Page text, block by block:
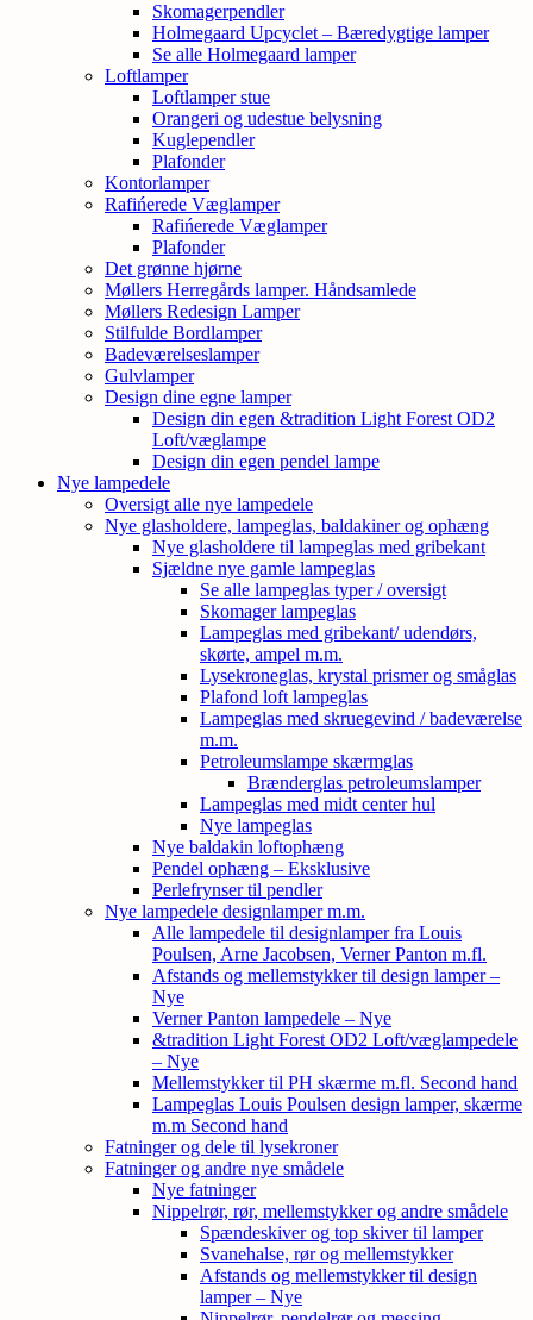
Skomagerpendler
Holmegaard Upcyclet – Bæredygtige lamper
Se alle Holmegaard lamper
Loftlamper
Loftlamper stue
Orangeri og udestue belysning
Kuglependler
Plafonder
Kontorlamper
Rafińerede Væglamper
Rafińerede Væglamper
Plafonder
Det grønne hjørne
Møllers Herregårds lamper. Håndsamlede
Møllers Redesign Lamper
Stilfulde Bordlamper
Badeværelseslamper
Gulvlamper
Design dine egne lamper
Design din egen &tradition Light Forest OD2
Loft/væglampe
Design din egen pendel lampe
Nye lampedele
Oversigt alle nye lampedele
Nye glasholdere, lampeglas, baldakiner og ophæng
Nye glasholdere til lampeglas med gribekant
Sjældne nye gamle lampeglas
Se alle lampeglas typer / oversigt
Skomager lampeglas
Lampeglas med gribekant/ udendørs,
skørte, ampel m.m.
Lysekroneglas, krystal prismer og småglas
Plafond loft lampeglas
Lampeglas med skruegevind / badeværelse
m.m.
Petroleumslampe skærmglas
Brænderglas petroleumslamper
Lampeglas med midt center hul
Nye lampeglas
Nye baldakin loftophæng
Pendel ophæng – Eksklusive
Perlefrynser til pendler
Nye lampedele designlamper m.m.
Alle lampedele til designlamper fra Louis
Poulsen, Arne Jacobsen, Verner Panton m.fl.
Afstands og mellemstykker til design lamper –
Nye
Verner Panton lampedele – Nye
&tradition Light Forest OD2 Loft/væglampedele
– Nye
Mellemstykker til PH skærme m.fl. Second hand
Lampeglas Louis Poulsen design lamper, skærme
m.m Second hand
Fatninger og dele til lysekroner
Fatninger og andre nye smådele
Nye fatninger
Nippelrør, rør, mellemstykker og andre smådele
Spændeskiver og top skiver til lamper
Svanehalse, rør og mellemstykker
Afstands og mellemstykker til design
lamper – Nye